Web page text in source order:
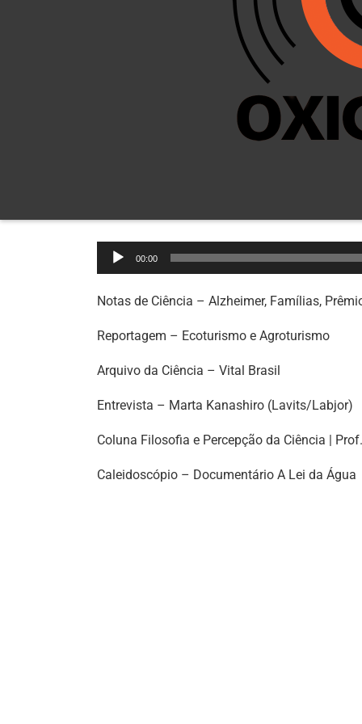
Tocador
de
áudio
00:00
Notas de Ciência – Alzheimer, Famílias,
Reportagem – Ecoturismo e Agroturismo
Arquivo da Ciência – Vital Brasil
Entrevista – Marta Kanashiro (Lavits/Labjor)
Coluna Filosofia e Percepção da Ciência |
Caleidoscópio – Documentário A Lei da Água